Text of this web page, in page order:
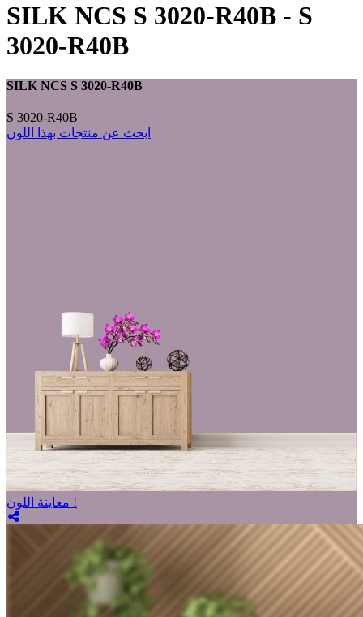
SILK NCS S 3020-R40B - S
3020-R40B
SILK NCS S 3020-R40B
S 3020-R40B
ابحث عن منتجات بهذا اللون
معاينة اللون !